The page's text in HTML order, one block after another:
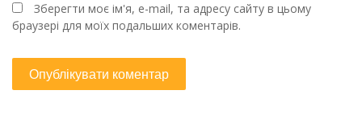
Зберегти моє ім'я, e-mail, та адресу сайту в цьому
браузері для моїх подальших коментарів.